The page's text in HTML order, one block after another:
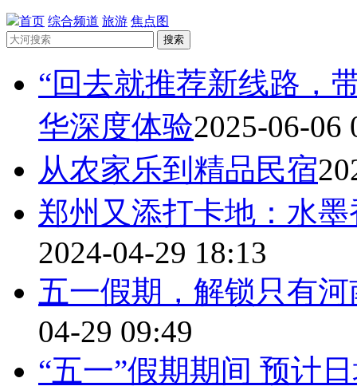
首页 综合频道 旅游 焦点图
搜索
“回去就推荐新线路，
华深度体验2025-06-06
从农家乐到精品民宿
郑州又添打卡地：水
2024-04-29 18:13
五一假期，解锁只有
04-29 09:49
“五一”假期期间 预计